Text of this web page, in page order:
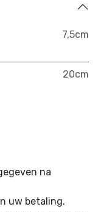
7,5cm
20cm
na
uw betaling.